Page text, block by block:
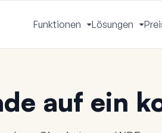
Funktionen
Menü
umschalten
Lösungen
auf ein